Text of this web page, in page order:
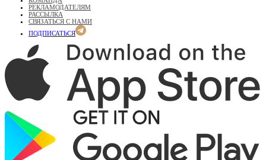
РЕКЛАМОДАТЕЛЯМ
РАССЫЛКА
СВЯЗАТЬСЯ С НАМИ
ПОДПИСАТЬСЯ